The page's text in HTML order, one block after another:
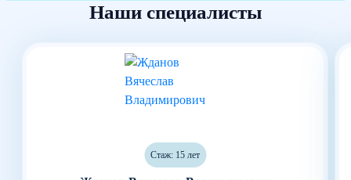
Наши специалисты
Стаж: 15 лет